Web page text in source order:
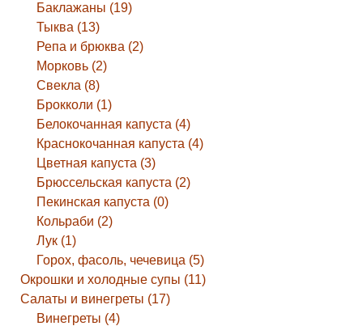
Баклажаны (19)
Тыква (13)
Репа и брюква (2)
Морковь (2)
Свекла (8)
Брокколи (1)
Белокочанная капуста (4)
Краснокочанная капуста (4)
Цветная капуста (3)
Брюссельская капуста (2)
Пекинская капуста (0)
Кольраби (2)
Лук (1)
Горох, фасоль, чечевица (5)
Окрошки и холодные супы (11)
Салаты и винегреты (17)
Винегреты (4)